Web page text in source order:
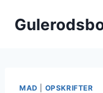
MAD OPSKRIFTER